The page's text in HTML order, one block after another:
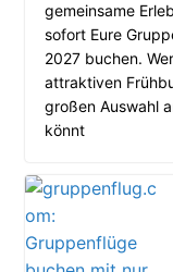
gemeinsame
sofort Eure
2027 buchen.
attraktiven
großen Auswahl
könnt